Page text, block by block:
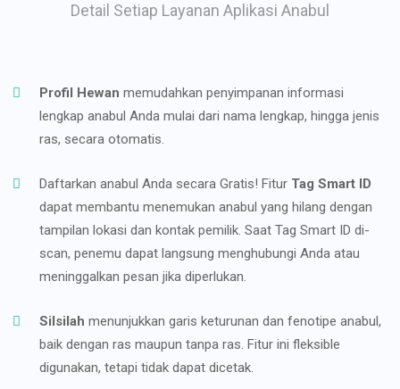
Detail Setiap Layanan Aplikasi Anabul
Profil Hewan memudahkan penyimpanan informasi
lengkap anabul Anda mulai dari nama lengkap, hingga jenis
ras, secara otomatis.
Daftarkan anabul Anda secara Gratis! Fitur Tag Smart ID
dapat membantu menemukan anabul yang hilang dengan
tampilan lokasi dan kontak pemilik. Saat Tag Smart ID di-
scan, penemu dapat langsung menghubungi Anda atau
meninggalkan pesan jika diperlukan.
Silsilah menunjukkan garis keturunan dan fenotipe anabul,
baik dengan ras maupun tanpa ras. Fitur ini fleksible
digunakan, tetapi tidak dapat dicetak.